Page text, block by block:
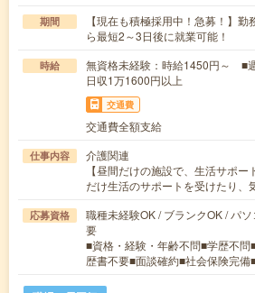
期間
【現在も積極採用中！急募！】
ら最短2～3日後に就業可能！
時給
無資格未経験：時給1450円～
日収1万1600円以上
交通費
交通費全額支給
仕事内容
介護関連
【昼間だけの施設で、生活サポ
だけ生活のサポートを受けたり
応募資格
職種未経験OK / ブランクOK / パ
要
■資格・経験・年齢不問■学歴不
歴書不要■面談確約■社会保険完